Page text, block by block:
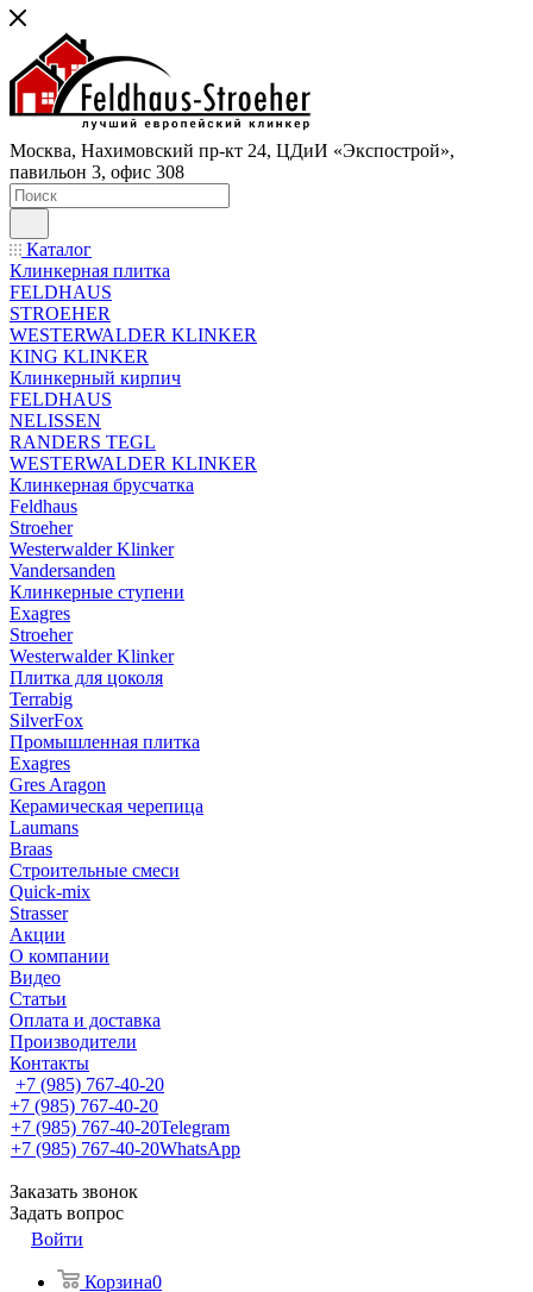
Москва, Нахимовский пр-кт 24, ЦДиИ «Экспострой»,
павильон 3, офис 308
Каталог
Клинкерная плитка
FELDHAUS
STROEHER
WESTERWALDER KLINKER
KING KLINKER
Клинкерный кирпич
FELDHAUS
NELISSEN
RANDERS TEGL
WESTERWALDER KLINKER
Клинкерная брусчатка
Feldhaus
Stroeher
Westerwalder Klinker
Vandersanden
Клинкерные ступени
Exagres
Stroeher
Westerwalder Klinker
Плитка для цоколя
Terrabig
SilverFox
Промышленная плитка
Exagres
Gres Aragon
Керамическая черепица
Laumans
Braas
Строительные смеси
Quick-mix
Strasser
Акции
О компании
Видео
Статьи
Оплата и доставка
Производители
Контакты
+7 (985) 767-40-20
+7 (985) 767-40-20
+7 (985) 767-40-20Telegram
+7 (985) 767-40-20WhatsApp
Заказать звонок
Задать вопрос
Войти
Корзина0